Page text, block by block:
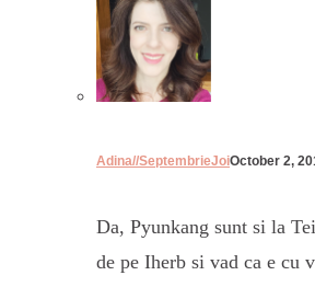
Adina//SeptembrieJoiOctober 2,
Da, Pyunkang sunt si la
de pe Iherb si vad ca e cu